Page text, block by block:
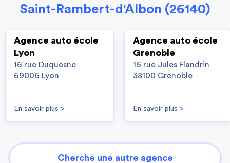
Saint-Rambert-d'Albon (26140)
Agence auto école
Lyon
16 rue Duquesne
69006 Lyon
En savoir plus >
Agence auto école
Grenoble
16 rue Jules Flandrin
38100 Grenoble
En savoir plus >
Cherche une autre agence